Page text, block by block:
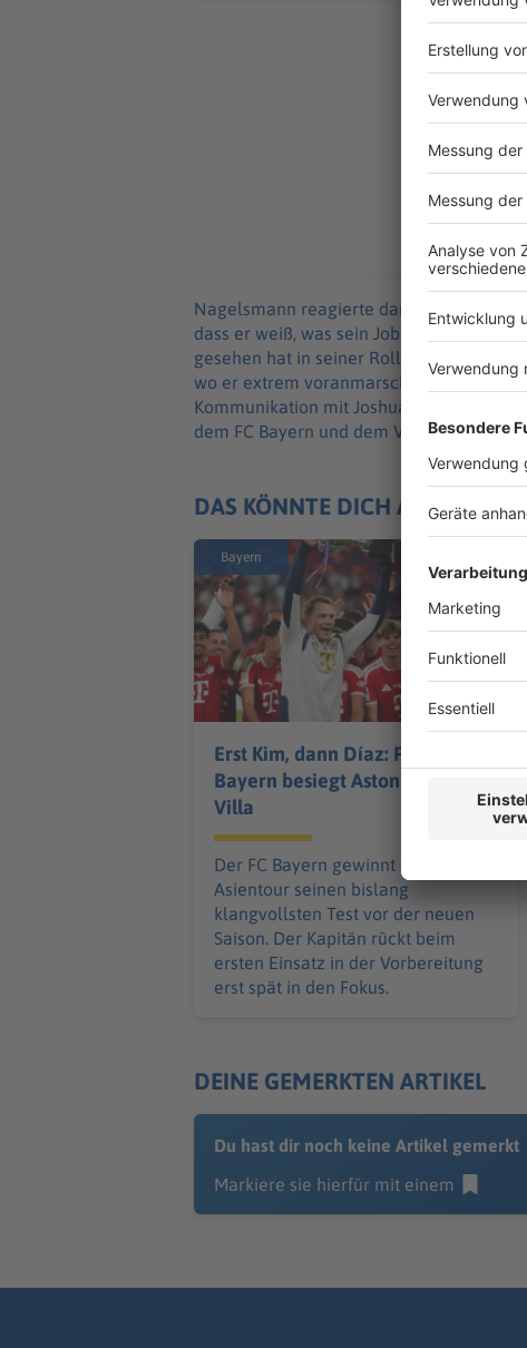
Nagelsmann reagierte darauf gelassen.
dass er weiß, was sein Job ist und er
gesehen hat in seiner Rolle bei der EM
wo er extrem voranmarschiert ist als
Kommunikation mit Joshua», sagte der
dem FC Bayern und dem VfB Stuttgart am
DAS KÖNNTE DICH AUCH
Bayern
Erst Kim, dann Díaz: FC
Bayern besiegt Aston
Villa
Der FC Bayern gewinnt auf der
Asientour seinen bislang
klangvollsten Test vor der neuen
Saison. Der Kapitän rückt beim
ersten Einsatz in der Vorbereitung
erst spät in den Fokus.
DEINE GEMERKTEN ARTIKEL
Du hast dir noch keine Artikel gemerkt
Markiere sie hierfür mit einem